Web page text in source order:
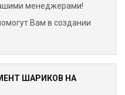
менеджерами!
Вам в создании
ШАРИКОВ НА